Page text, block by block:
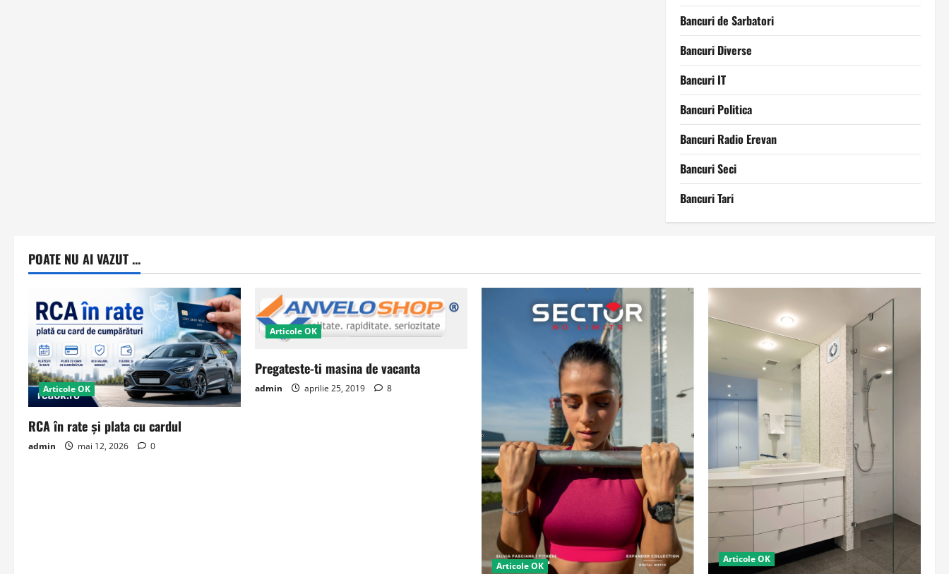
Bancuri de Sarbatori
Bancuri Diverse
Bancuri IT
Bancuri Politica
Bancuri Radio Erevan
Bancuri Seci
Bancuri Tari
POATE NU AI VAZUT ...
Articole OK
RCA în rate și plata cu cardul
admin mai 12, 2026 0
Articole OK
Pregateste-ti masina de vacanta
admin aprilie 25, 2019 8
Articole OK
Articole OK